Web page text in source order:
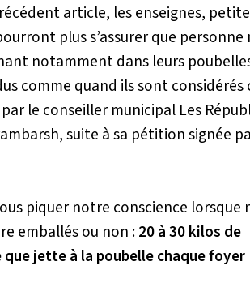
article, les enseignes,
plus s’assurer que personne
notamment dans leurs
comme quand ils sont considérés
le conseiller municipal Les
suite à sa pétition signée
piquer notre conscience lorsque
emballés ou non :20 à 30 kilos de
jette à la poubelle chaque foyer